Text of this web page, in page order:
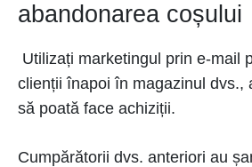
abandonarea coșului
Utilizați marketingul prin e-mail
clienții înapoi în magazinul dvs.,
să poată face achiziții.
Cumpărătorii dvs. anteriori au